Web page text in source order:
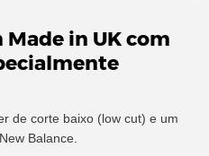
in UK com
de corte baixo (low cut) e um
Balance.